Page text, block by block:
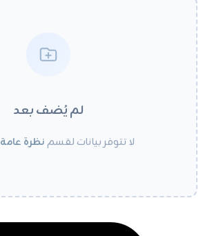
لم يُضف بعد
لا تتوفر بيانات لقسمنظرة عامة